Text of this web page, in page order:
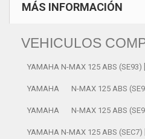
MÁS INFORMACIÓN
VEHICULOS
YAMAHA N-MAX 125 ABS (SE93)
YAMAHA N-MAX 125 ABS
YAMAHA N-MAX 125 ABS
YAMAHA N-MAX 125 ABS (SEC7)